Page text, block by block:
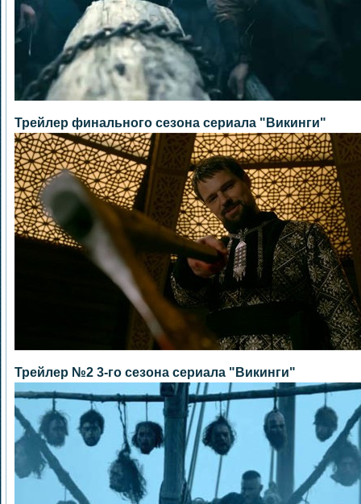
Трейлер финального сезона сериала "Викинги"
Трейлер №2 3-го сезона сериала "Викинги"